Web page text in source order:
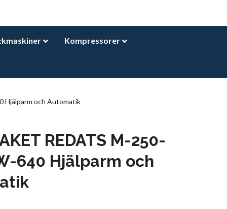
Kompressorer
Hjälparm och Automatik
REDATS M-250-
640 Hjälparm och